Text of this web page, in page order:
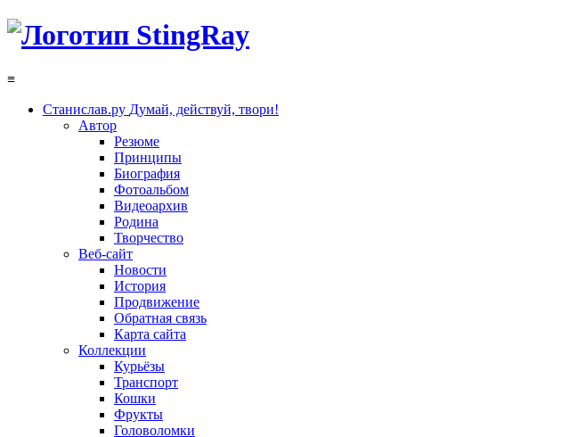
≡
Станислав.ру Думай, действуй, твори!
Автор
Резюме
Принципы
Биография
Фотоальбом
Видеоархив
Родина
Творчество
Веб-сайт
Новости
История
Продвижение
Обратная связь
Карта сайта
Коллекции
Курьёзы
Транспорт
Кошки
Фрукты
Головоломки